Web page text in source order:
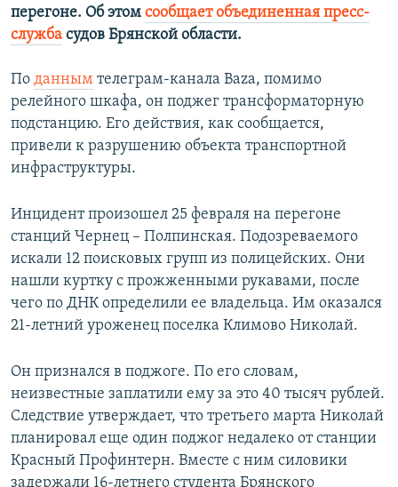
ПОБЕДИТЕЛЕЙ НЕ СУДЯТ?
ELIFBE
УКРАИНСКАЯ ПРОБЛЕМА КРЫМА
ПРИСОЕДИНЯЙТЕСЬ!
Все сайты RFE/RL
перегоне. Об этом сообщает объединенная пресс-
служба судов Брянской области.
По данным телеграм-канала Baza, помимо
релейного шкафа, он поджег трансформаторную
подстанцию. Его действия, как сообщается,
привели к разрушению объекта транспортной
инфраструктуры.
Инцидент произошел 25 февраля на перегоне
станций Чернец – Полпинская. Подозреваемого
искали 12 поисковых групп из полицейских. Они
нашли куртку с прожженными рукавами, после
чего по ДНК определили ее владельца. Им оказался
21-летний уроженец поселка Климово Николай.
Он признался в поджоге. По его словам,
неизвестные заплатили ему за это 40 тысяч рублей.
Следствие утверждает, что третьего марта Николай
планировал еще один поджог недалеко от станции
Красный Профинтерн. Вместе с ним силовики
задержали 16-летнего студента Брянского